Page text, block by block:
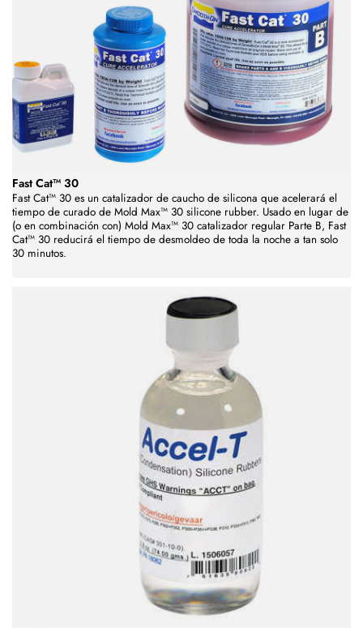
Fast Cat™ 30
Fast Cat™ 30 es un catalizador de caucho de silicona que acelerará el
tiempo de curado de Mold Max™ 30 silicone rubber. Usado en lugar de
(o en combinación con) Mold Max™ 30 catalizador regular Parte B, Fast
Cat™ 30 reducirá el tiempo de desmoldeo de toda la noche a tan solo
30 minutos.